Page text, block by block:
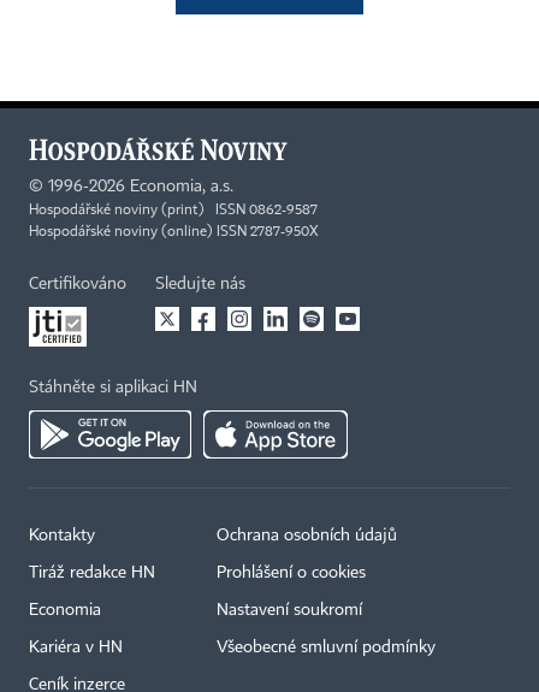
© 1996-2026 Economia, a.s.
Hospodářské noviny (print) ISSN 0862-9587
Hospodářské noviny (online) ISSN 2787-950X
Certifikováno Sledujte nás
Stáhněte si aplikaci HN
Kontakty
Tiráž redakce HN
Economia
Kariéra v HN
Ceník inzerce
Ochrana osobních údajů
Prohlášení o cookies
Nastavení soukromí
Všeobecné smluvní podmínky